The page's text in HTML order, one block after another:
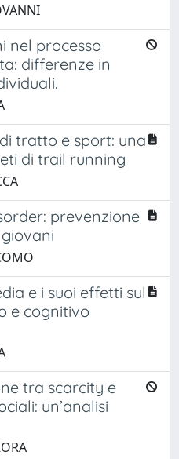
nel processo
differenze in
tratto e sport: una
di trail running
prevenzione
e i suoi effetti sul
e cognitivo
tra scarcity e
un’analisi